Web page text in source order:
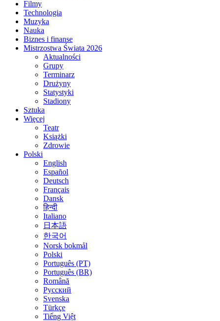
Filmy
Technologia
Muzyka
Nauka
Biznes i finanse
Mistrzostwa Świata 2026
Aktualności
Grupy
Terminarz
Drużyny
Statystyki
Stadiony
Sztuka
Więcej
Teatr
Książki
Zdrowie
Polski
English
Español
Deutsch
Français
Dansk
हिन्दी
Italiano
日本語
한국어
Norsk bokmål
Polski
Português (PT)
Português (BR)
Română
Русский
Svenska
Türkçe
Tiếng Việt